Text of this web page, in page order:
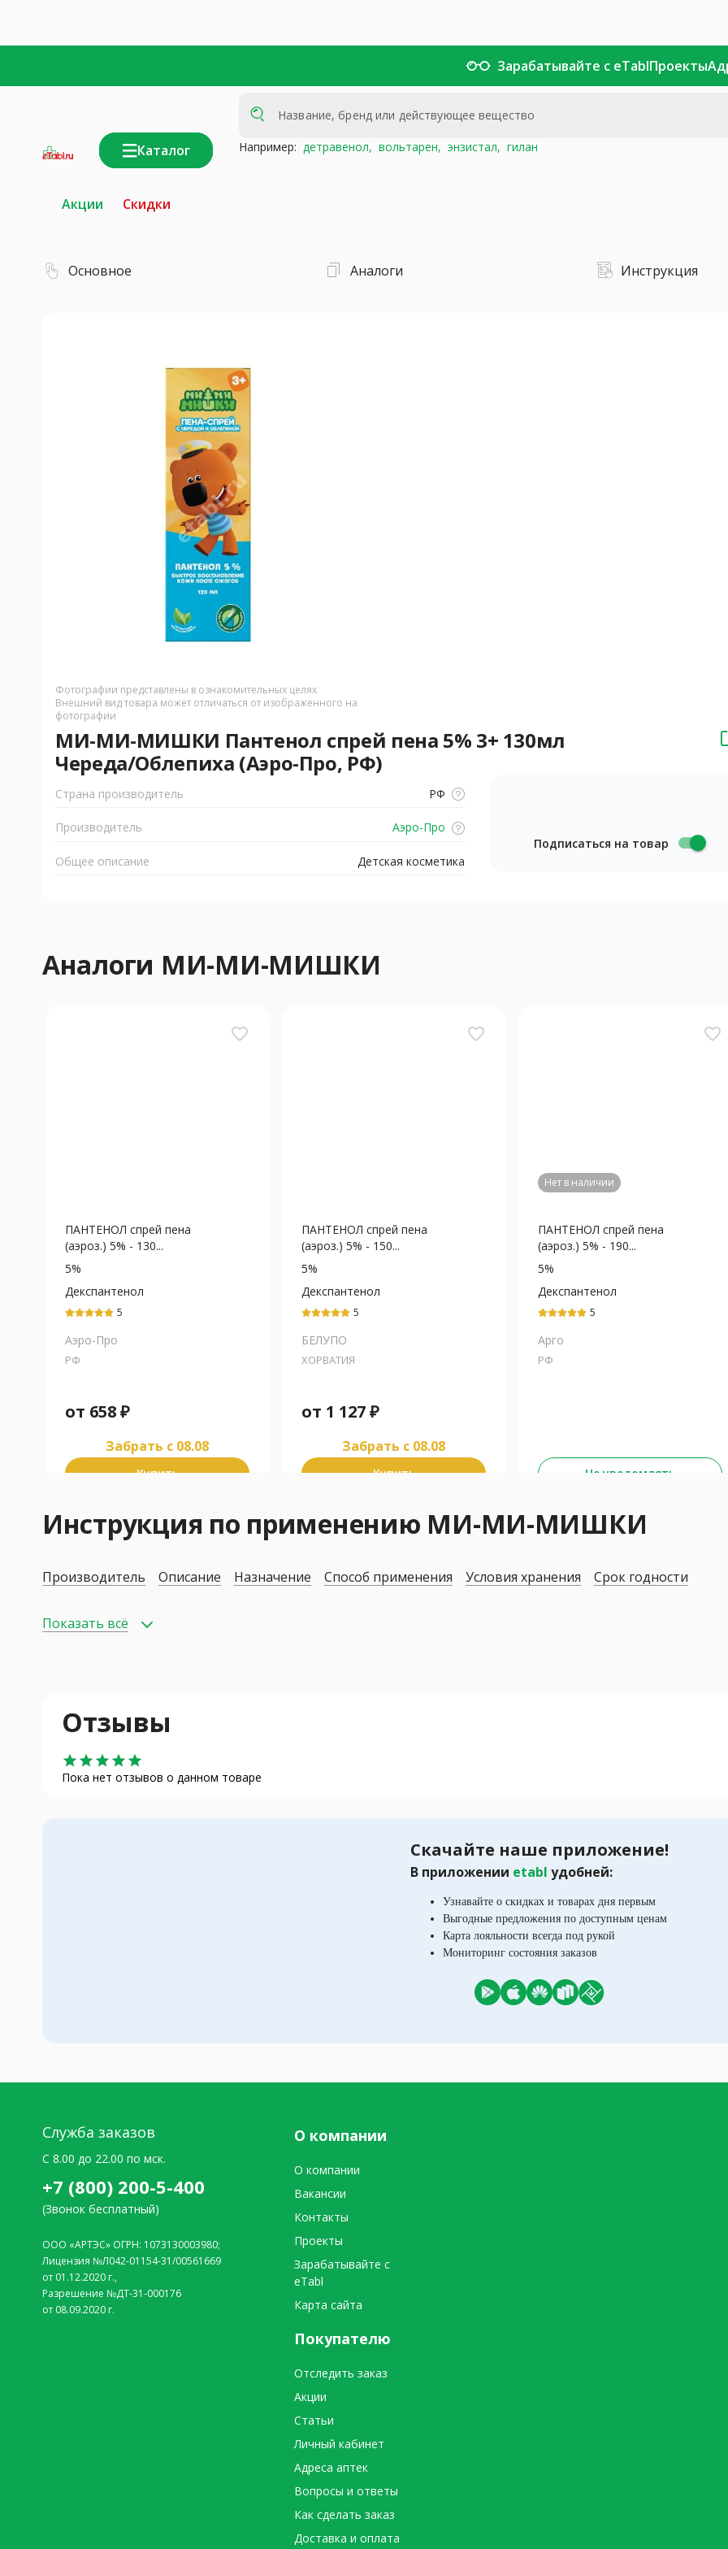
Зарабатывайте с eTablПроекты
Каталог Например: детравенол, вольтарен, энзистал, гилан
Акции Скидки
Основное Аналоги Инструкция
Фотографии представлены в ознакомительных целях
Внешний вид товара может отличаться от изображенного на
фотографии
МИ-МИ-МИШКИ Пантенол спрей пена 5% 3+ 130мл
Череда/Облепиха (Аэро-Про, РФ)
Страна производитель РФ
Производитель Аэро-Про
Общее описание Детская косметика
Подписаться на товар
Аналоги МИ-МИ-МИШКИ
favorite_border
ПАНТЕНОЛ спрей пена
(аэроз.) 5% - 130...
5%
Декспантенол
5
Аэро-Про
РФ
от 658₽
Забрать c 08.08
Купить
favorite_border
ПАНТЕНОЛ спрей пена
(аэроз.) 5% - 150...
5%
Декспантенол
5
БЕЛУПО
ХОРВАТИЯ
от 1 127₽
Забрать c 08.08
Купить
favorite_border
Нет в наличии
ПАНТЕНОЛ спрей пена
(аэроз.) 5% - 190...
5%
Декспантенол
5
Арго
РФ
Не уведомлять
Инструкция по применению МИ-МИ-МИШКИ
Производитель Описание Назначение Способ применения Условия хранения Срок годности
Показать всё
Отзывы
star star star star star
Пока нет отзывов о данном товаре
Скачайте наше приложение!
В приложении etabl удобней:
Узнавайте о скидках и товарах дня первым
Выгодные предложения по доступным ценам
Карта лояльности всегда под рукой
Мониторинг состояния заказов
Служба заказов
C 8.00 до 22.00 по мск.
+7 (800) 200-5-400
(Звонок бесплатный)
ООО «АРТЭС» ОГРН: 1073130003980;
Лицензия №Л042-01154-31/00561669
от 01.12.2020 г.,
Разрешение №ДТ-31-000176
от 08.09.2020 г.
О компании
О компании
Вакансии
Контакты
Проекты
Зарабатывайте с
eTabl
Карта сайта
Покупателю
Отследить заказ
Акции
Статьи
Личный кабинет
Адреса аптек
Вопросы и ответы
Как сделать заказ
Доставка и оплата